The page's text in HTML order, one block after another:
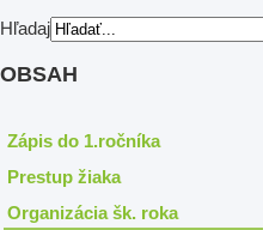
Hľadaj
OBSAH
Zápis do 1.ročníka
Prestup žiaka
Organizácia šk. roka